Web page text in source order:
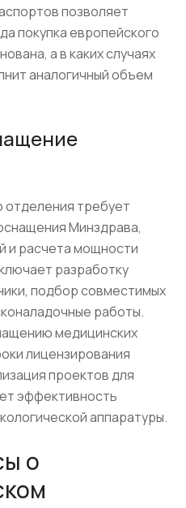
позволяет
покупка европейского
а в каких случаях
аналогичный объем
отделения требует
Минздрава,
и расчета мощности
разработку
подбор совместимых
работы.
медицинских
лицензирования
проектов для
эффективность
аппаратуры.
о